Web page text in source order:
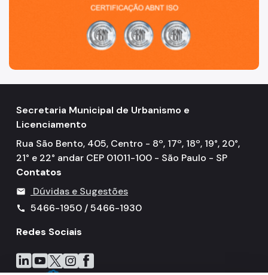
Secretaria Municipal de Urbanismo e
Licenciamento
Rua São Bento, 405, Centro - 8º, 17º, 18º, 19°, 20°,
21° e 22° andar CEP 01011-100 - São Paulo - SP
Contatos
mail Dúvidas e Sugestões
call
5466-1950 / 5466-1930
Redes Sociais
Icone do LinkedIn
Icone do YouTube
Icone do X
Icone do Instagram
Icone do Facebook